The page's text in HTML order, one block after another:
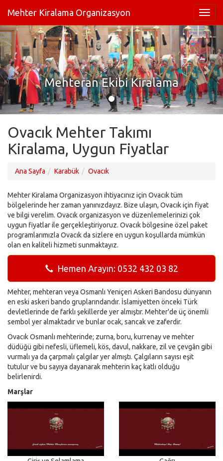
Mehter Kiralama Organizasyon
Mehteran Ekibi Kiralama
Ovacık Mehter Takımı
Kiralama, Uygun Fiyatlar
Ana Sayfa Karabük Ovacık
Mehter Kiralama Organizasyon ihtiyacınız için Ovacık tüm
bölgelerinde her zaman yanınızdayız. Bize ulaşın, Ovacık için fiyat
ve bilgi verelim. Ovacık organizasyon ve düzenlemelerinizi çok
uygun fiyatlar ile gerçekleştiriyoruz. Ovacık bölgesine özel paket
programlarımızla Ovacık da sizlere en uygun koşullarda mümkün
olan en kaliteli hizmeti sunmaktayız.
Hemen Arayın: 0532 432 03 82
Mehter, mehteran veya Osmanlı Yeniçeri Askeri Bandosu dünyanın
en eski askeri bando gruplarındandır. İslamiyetten önceki Türk
devletlerinde de farklı şekillerde yer almıştır. Mehter'de üç önemli
sembol yer almaktadır ve bunlar ocak, sancak ve zaferdir.
Ovacık Osmanlı mehterinde; zurna, boru, kurrenay ve mehter
düdüğü gibi nefesli, üflemeli, kös, davul, nakkare, zil ve çevgân gibi
vurmalı ya da çarpmalı çalgılar yer almıştı. Çalgıların sayısı eşit
tutulur ve bu sayıya dayanarak mehterin kaç katlı olduğu
belirlenirdi.
Marşlar